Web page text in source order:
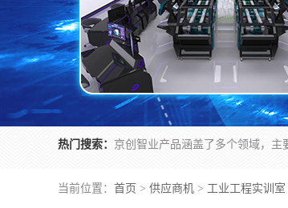
热门搜索：
当前位置： 首页 > 供应商机 > 工业工程实训室